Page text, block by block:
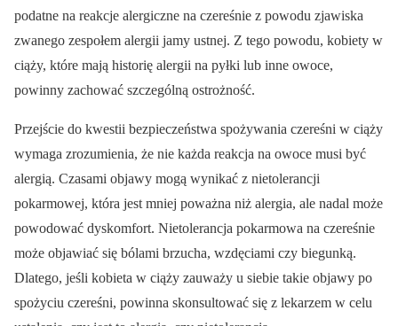
podatne na reakcje alergiczne na czereśnie z powodu zjawiska
zwanego zespołem alergii jamy ustnej. Z tego powodu, kobiety w
ciąży, które mają historię alergii na pyłki lub inne owoce,
powinny zachować szczególną ostrożność.
Przejście do kwestii bezpieczeństwa spożywania czereśni w ciąży
wymaga zrozumienia, że nie każda reakcja na owoce musi być
alergią. Czasami objawy mogą wynikać z nietolerancji
pokarmowej, która jest mniej poważna niż alergia, ale nadal może
powodować dyskomfort. Nietolerancja pokarmowa na czereśnie
może objawiać się bólami brzucha, wzdęciami czy biegunką.
Dlatego, jeśli kobieta w ciąży zauważy u siebie takie objawy po
spożyciu czereśni, powinna skonsultować się z lekarzem w celu